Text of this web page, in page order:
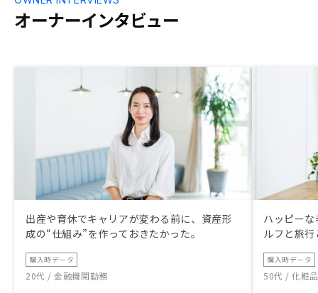
オーナーインタビュー
出産や育休でキャリアが変わる前に、資産形
成の“仕組み”を作っておきたかった。
購入時データ
20代 / 金融機関勤務
ハッピー
ルフと旅
購入時データ
50代 / 化粧